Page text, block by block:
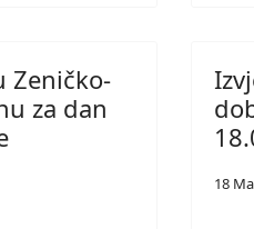
Zeničko-
za dan
18